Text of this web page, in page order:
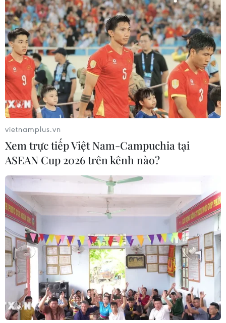
vietnamplus.vn
Xem trực tiếp Việt Nam-Campuchia tại
ASEAN Cup 2026 trên kênh nào?